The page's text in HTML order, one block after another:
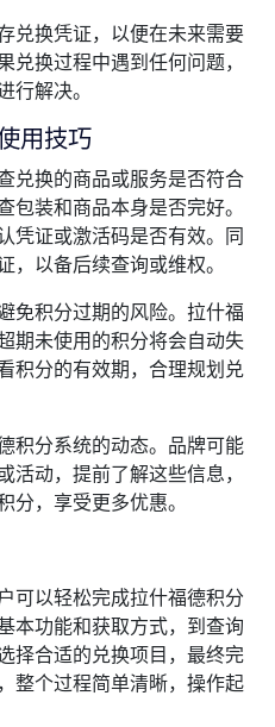
兑换凭证，以便在未来需要
兑换过程中遇到任何问题，
行解决。
用技巧
兑换的商品或服务是否符合
装和商品本身是否完好。
凭证或激活码是否有效。同
，以备后续查询或维权。
免积分过期的风险。拉什福
期未使用的积分将会自动失
积分的有效期，合理规划兑
积分系统的动态。品牌可能
活动，提前了解这些信息，
分，享受更多优惠。
可以轻松完成拉什福德积分
本功能和获取方式，到查询
择合适的兑换项目，最终完
整个过程简单清晰，操作起